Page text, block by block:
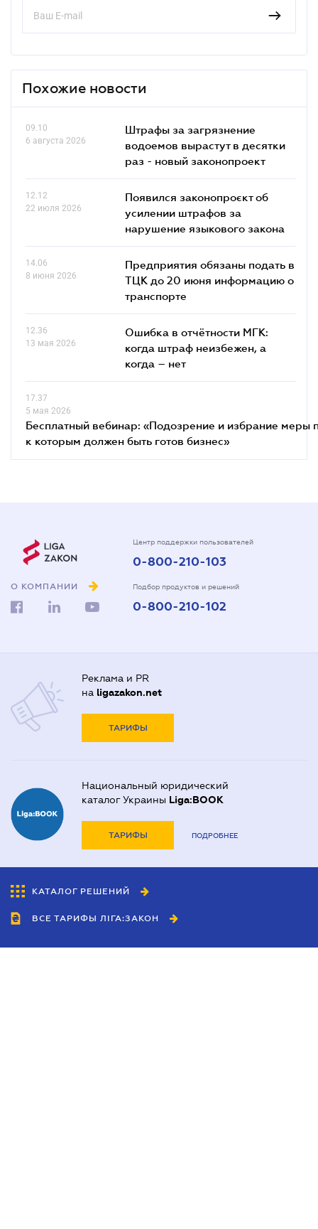
Похожие новости
09.10
6 августа 2026
Штрафы за загрязнение
водоемов вырастут в десятки
раз - новый законопроект
12.12
22 июля 2026
Появился законопроєкт об
усилении штрафов за
нарушение языкового закона
14.06
8 июня 2026
Предприятия обязаны подать в
ТЦК до 20 июня информацию о
транспорте
12.36
13 мая 2026
Ошибка в отчётности МГК:
когда штраф неизбежен, а
когда – нет
17.37
5 мая 2026
Бесплатный вебинар: «Подозрение и избрание меры
к которым должен быть готов бизнес»
О КОМПАНИИ
Центр поддержки пользователей
0-800-210-103
Подбор продуктов и решений
0-800-210-102
Реклама и PR
на ligazakon.net
ТАРИФЫ
Национальный юридический
каталог Украины Liga:BOOK
ТАРИФЫ ПОДРОБНЕЕ
КАТАЛОГ РЕШЕНИЙ
ВСЕ ТАРИФЫ ЛІГА:ЗАКОН